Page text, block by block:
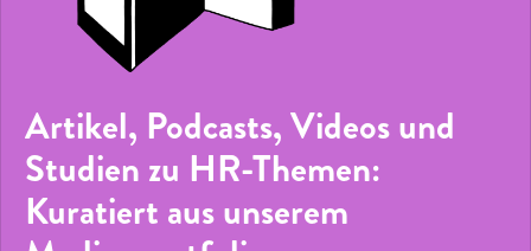
Artikel, Podcasts, Videos und
Studien zu HR-Themen:
Kuratiert aus unserem